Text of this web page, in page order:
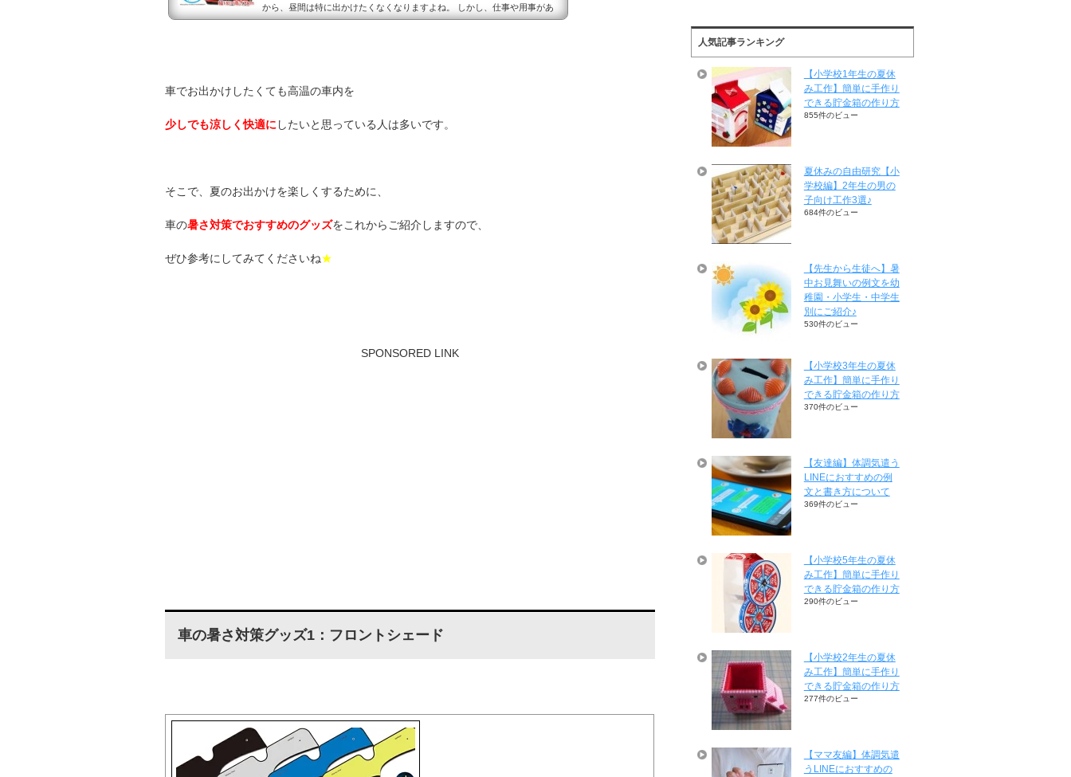
から、昼間は特に出かけたくなくなりますよね。 しかし、仕事や用事があ
るときは暑いから出かけたくないなんて言っていられません。 夏の暑さ対
車でお出かけしたくても高温の車内を
少しでも涼しく快適に したいと思っている人は多いです。
そこで、夏のお出かけを楽しくするために、
車の暑さ対策でおすすめのグッズをこれからご紹介しますので、
ぜひ参考にしてみてくださいね★
SPONSORED LINK
車の暑さ対策グッズ1：フロントシェード
人気記事ランキング
【小学校1年生の夏休
み工作】簡単に手作り
できる貯金箱の作り方
855件のビュー
夏休みの自由研究【小
学校編】2年生の男の
子向け工作3選♪
684件のビュー
【先生から生徒へ】暑
中お見舞いの例文を幼
稚園・小学生・中学生
別にご紹介♪
530件のビュー
【小学校3年生の夏休
み工作】簡単に手作り
できる貯金箱の作り方
370件のビュー
【友達編】体調気遣う
LINEにおすすめの例
文と書き方について
369件のビュー
【小学校5年生の夏休
み工作】簡単に手作り
できる貯金箱の作り方
290件のビュー
【小学校2年生の夏休
み工作】簡単に手作り
できる貯金箱の作り方
277件のビュー
【ママ友編】体調気遣
うLINEにおすすめの